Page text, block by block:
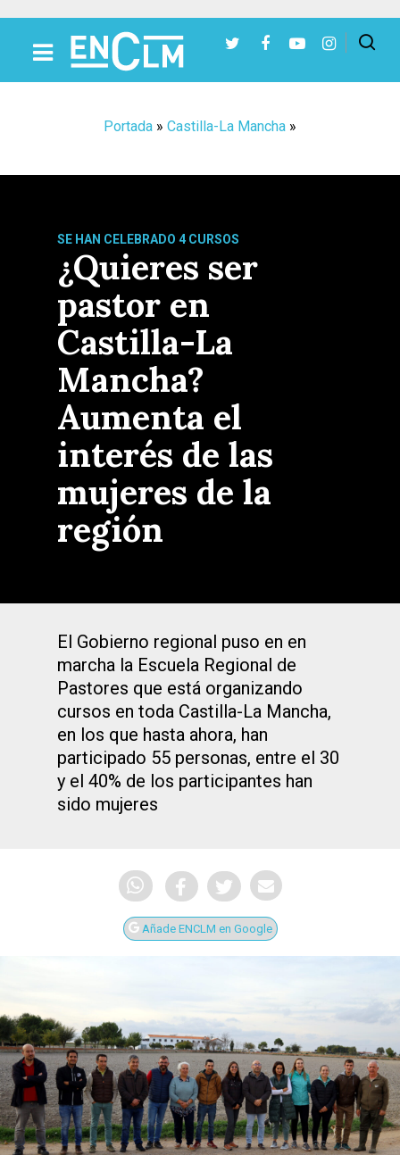
Portada » Castilla-La Mancha »
SE HAN CELEBRADO 4 CURSOS
¿Quieres ser
pastor en
Castilla-La
Mancha?
Aumenta el
interés de las
mujeres de la
región
El Gobierno regional puso en en
marcha la Escuela Regional de
Pastores que está organizando
cursos en toda Castilla-La Mancha,
en los que hasta ahora, han
participado 55 personas, entre el 30
y el 40% de los participantes han
sido mujeres
Añade ENCLM en Google